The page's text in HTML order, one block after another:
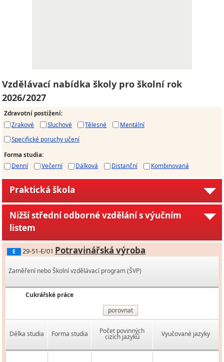
Vzdělávací nabídka školy pro školní rok
2026/2027
Zdravotní postižení:
Zrakové
Sluchové Tělesné
Mentální
Specifické poruchy učení
Forma studia:
Denní
Večerní Dálková Distanční Kombinovaná
Praktická škola
Nižší střední odborné vzdělání s výučním
listem
E 29-51-E/01 Potravinářská výroba
Zaměření nebo Školní vzdělávací program (ŠVP)
Cukrářské práce
porovnat
Délka studia Forma studia Počet povinných
cizích jazyků Vyučované jazyky